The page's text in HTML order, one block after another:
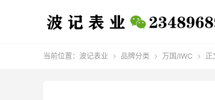
当前位置： 波记表业  品牌分类  万国/IWC  正